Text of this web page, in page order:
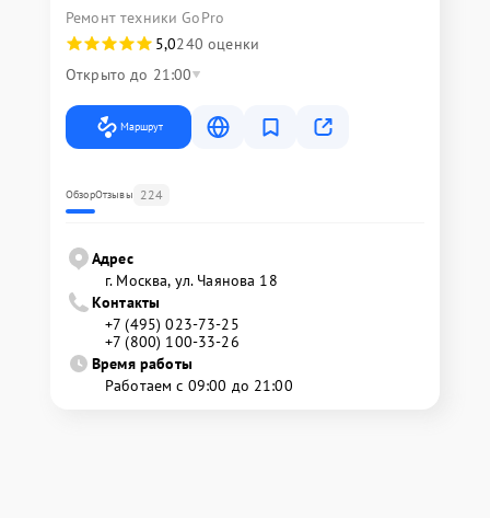
Ремонт техники GoPro
5,0240 оценки
Открыто до 21:00
Маршрут
ОбзорОтзывы 224
Адрес
г. Москва, ул. Чаянова 18
Контакты
+7 (495) 023-73-25
+7 (800) 100-33-26
Время работы
Работаем с 09:00 до 21:00